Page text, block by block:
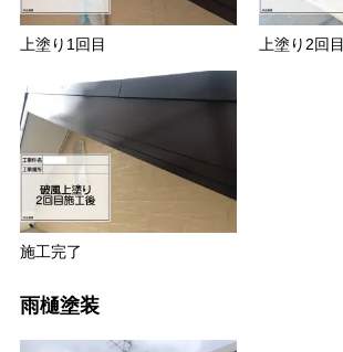
上塗り1回目 上塗り2回目
施工完了
雨樋塗装